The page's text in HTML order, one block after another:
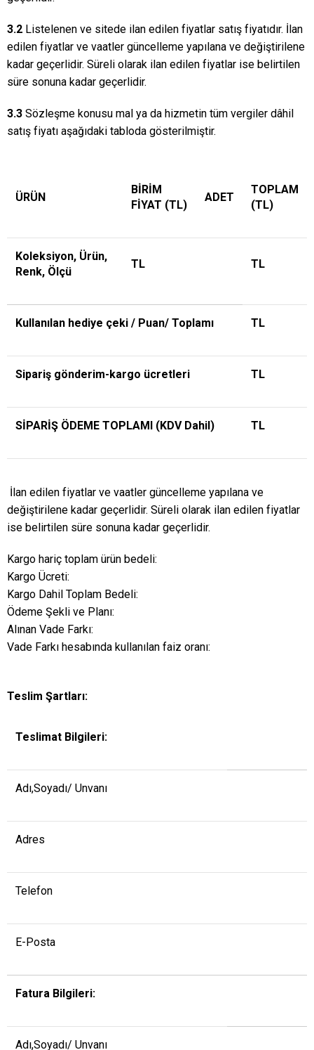
3.2 Listelenen ve sitede ilan edilen fiyatlar satış fiyatıdır. İlan
edilen fiyatlar ve vaatler güncelleme yapılana ve değiştirilene
kadar geçerlidir. Süreli olarak ilan edilen fiyatlar ise belirtilen
süre sonuna kadar geçerlidir.
3.3 Sözleşme konusu mal ya da hizmetin tüm vergiler dâhil
satış fiyatı aşağıdaki tabloda gösterilmiştir.
ÜRÜN
BİRİM
FİYAT (TL)
ADET
TOPLAM
(TL)
Koleksiyon, Ürün,
Renk, Ölçü
TL TL
Kullanılan hediye çeki / Puan/ Toplamı TL
Sipariş gönderim-kargo ücretleri TL
SİPARİŞ ÖDEME TOPLAMI (KDV Dahil) TL
İlan edilen fiyatlar ve vaatler güncelleme yapılana ve
değiştirilene kadar geçerlidir. Süreli olarak ilan edilen fiyatlar
ise belirtilen süre sonuna kadar geçerlidir.
Kargo hariç toplam ürün bedeli:
Kargo Ücreti:
Kargo Dahil Toplam Bedeli:
Ödeme Şekli ve Planı:
Alınan Vade Farkı:
Vade Farkı hesabında kullanılan faiz oranı:
Teslim Şartları:
Teslimat Bilgileri:
Adı,Soyadı/ Unvanı
Adres
Telefon
E-Posta
Fatura Bilgileri:
Adı,Soyadı/ Unvanı